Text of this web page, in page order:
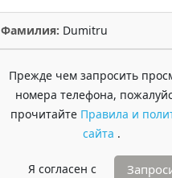
Фамилия: Dumitru
Прежде чем запросить
номера телефона,
прочитайте Правила и
сайта .
Я согласен с